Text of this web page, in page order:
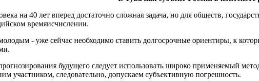
на 40 лет вперед достаточно сложная задача, но для обществ,
времяисчислении.
- уже сейчас необходимо ставить долгосрочные ориентиры, к
будущего следует использовать широко применяемый
участником, следовательно, допускаем субъективную погрешность.